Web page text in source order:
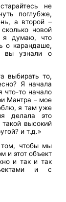
не
поглубже,
а второй –
новой
я думаю, что
о карандаше,
вы узнали о
выбирать то,
Я начала
что-то начало
Мантра – мое
я там уже
делала это
высокий
и т.д.»
чтобы мы
и этот объект
и так и так
и с